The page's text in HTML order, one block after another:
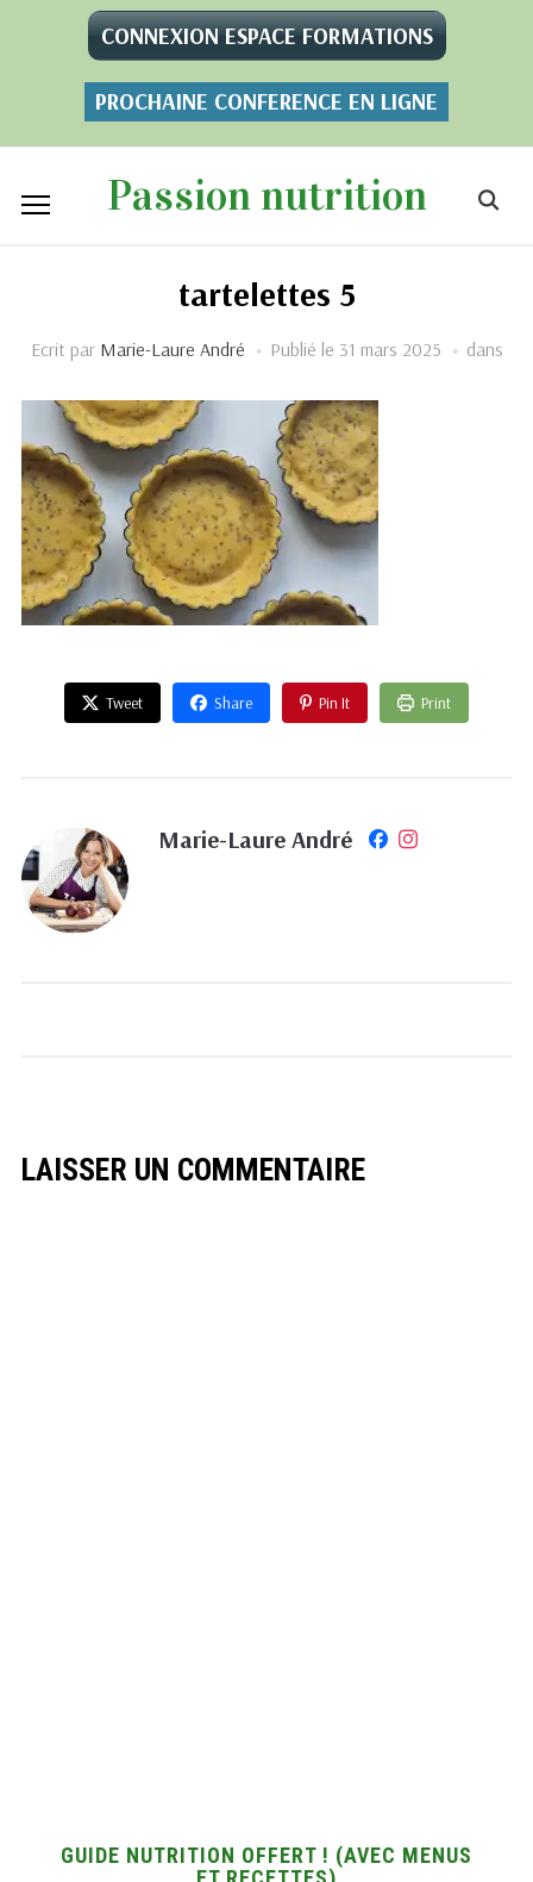
CONNEXION ESPACE FORMATIONS
PROCHAINE CONFERENCE EN LIGNE
Passion nutrition
tartelettes 5
Ecrit par Marie-Laure André Publié le 31 mars 2025 dans
Tweet Share Pin It Print
Marie-Laure André
LAISSER UN COMMENTAIRE
GUIDE NUTRITION OFFERT ! (AVEC MENUS